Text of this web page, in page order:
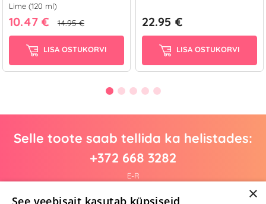
Lime (120 ml)
10.47 € 14.95 €
LISA OSTUKORVI
22.95 €
LISA OSTUKORVI
Selle toote saab tellida ka helistades:
+372 668 3282
E-R
×
See veebisait kasutab küpsiseid